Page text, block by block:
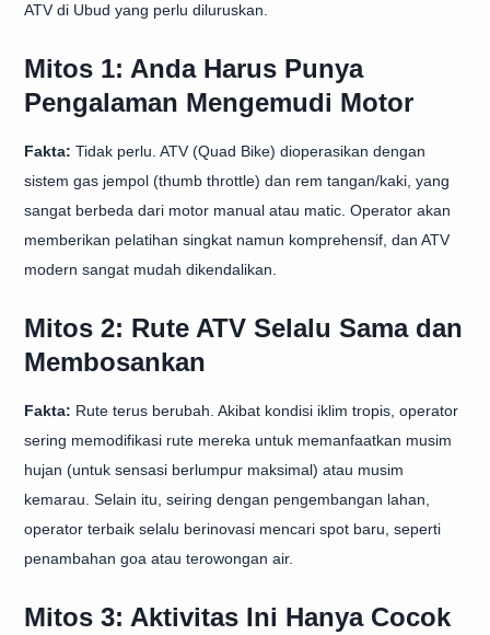
ATV di Ubud yang perlu diluruskan.
Mitos 1: Anda Harus Punya
Pengalaman Mengemudi Motor
Fakta: Tidak perlu. ATV (Quad Bike) dioperasikan dengan
sistem gas jempol (thumb throttle) dan rem tangan/kaki, yang
sangat berbeda dari motor manual atau matic. Operator akan
memberikan pelatihan singkat namun komprehensif, dan ATV
modern sangat mudah dikendalikan.
Mitos 2: Rute ATV Selalu Sama dan
Membosankan
Fakta: Rute terus berubah. Akibat kondisi iklim tropis, operator
sering memodifikasi rute mereka untuk memanfaatkan musim
hujan (untuk sensasi berlumpur maksimal) atau musim
kemarau. Selain itu, seiring dengan pengembangan lahan,
operator terbaik selalu berinovasi mencari spot baru, seperti
penambahan goa atau terowongan air.
Mitos 3: Aktivitas Ini Hanya Cocok